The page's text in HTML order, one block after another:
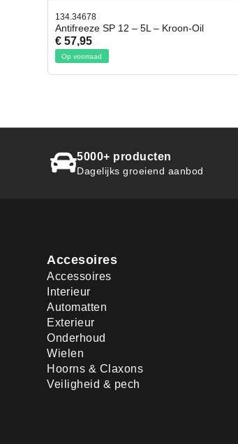
40.500
Krokodillen bek 2 stuks
€ 4,95
Op voorraad
5000+ producten
Dagelijks groeiend aanbod
Accesoires
Accessoires
Interieur
Automatten
Exterieur
Onderhoud
Wielen
Hoorns & Claxons
Veiligheid & pech